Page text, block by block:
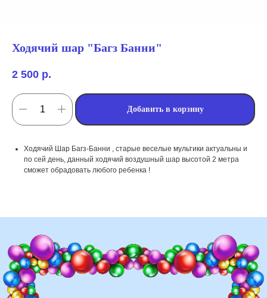
Ходячий шар "Багз Банни"
2 500 р.
Добавить в корзину
Ходячий Шар Багз-Банни , старые веселые мультики актуальны и
по сей день, данный ходячий воздушный шар высотой 2 метра
сможет обрадовать любого ребенка !
различных площадок (лофты,
рестораны, магазины)
мы занимаемся
оформлением: